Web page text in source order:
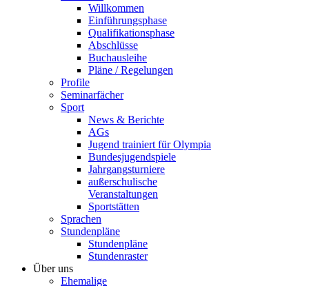
Willkommen
Einführungsphase
Qualifikationsphase
Abschlüsse
Buchausleihe
Pläne / Regelungen
Profile
Seminarfächer
Sport
News & Berichte
AGs
Jugend trainiert für Olympia
Bundesjugendspiele
Jahrgangsturniere
außerschulische
Veranstaltungen
Sportstätten
Sprachen
Stundenpläne
Stundenpläne
Stundenraster
Über uns
Ehemalige